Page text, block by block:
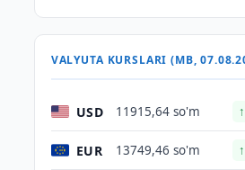
VALYUTA KURSLARI (MB,
USD 11915,64 so'm
EUR 13749,46 so'm